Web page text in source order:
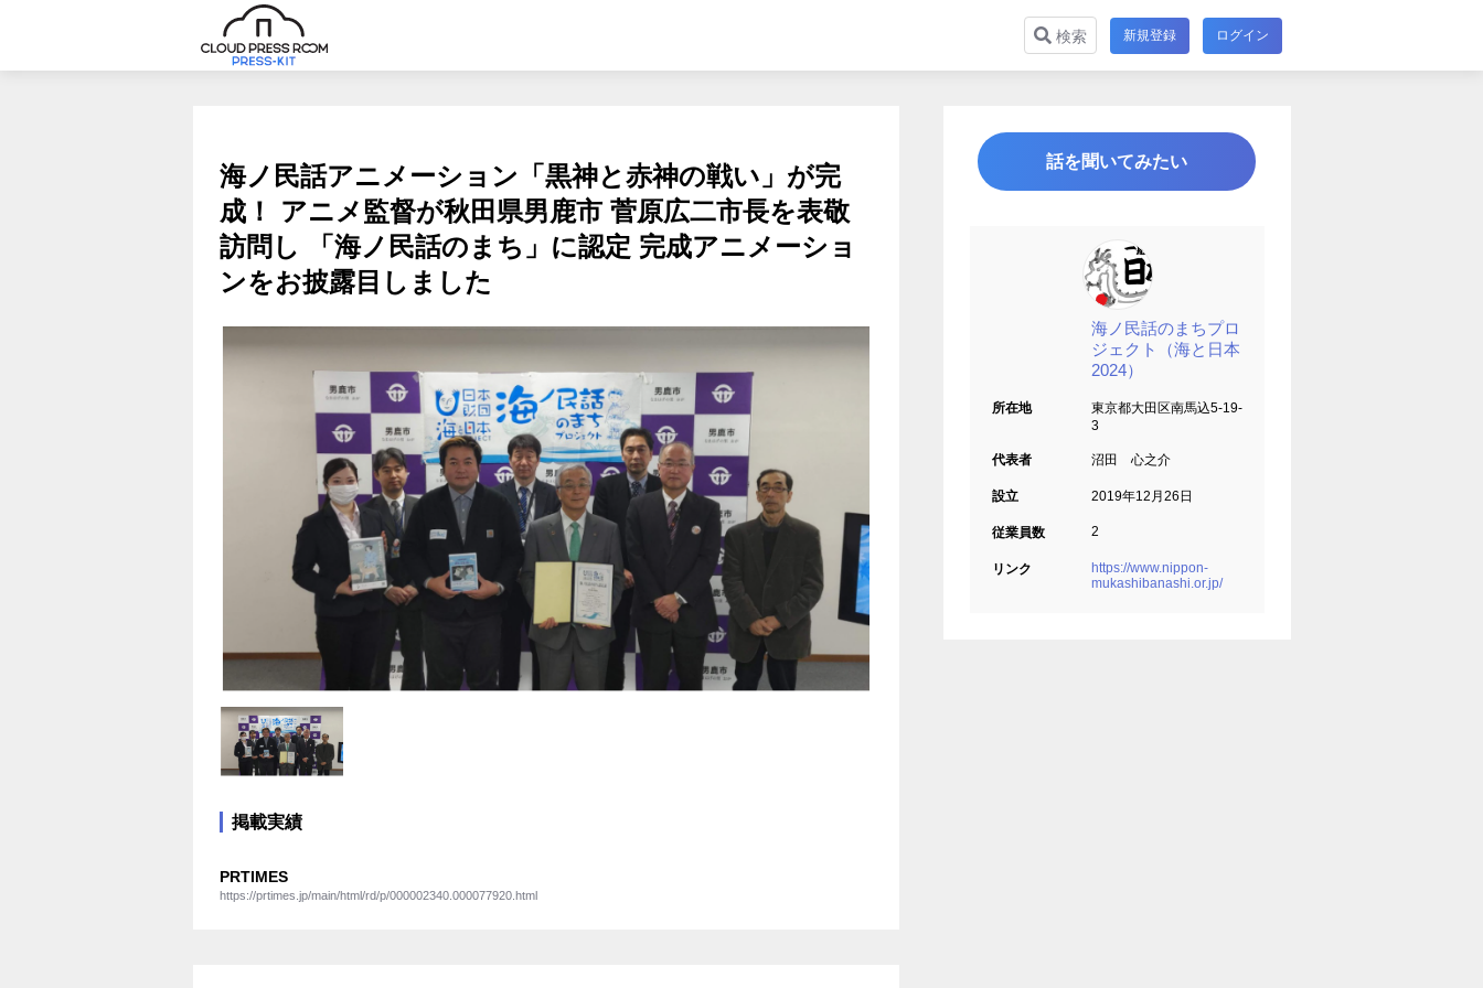
検索 新規登録 ログイン
海ノ民話アニメーション「黒神と赤神の戦い」が完
成！ アニメ監督が秋田県男鹿市 菅原広二市長を表敬
訪問し 「海ノ民話のまち」に認定 完成アニメーショ
ンをお披露目しました
掲載実績
PRTIMES
https://prtimes.jp/main/html/rd/p/000002340.000077920.html
話を聞いてみたい
海ノ民話のまちプロ
ジェクト（海と日本
2024）
所在地
東京都大田区南馬込5-19-
3
代表者 沼田 心之介
設立 2019年12月26日
従業員数 2
リンク
https://www.nippon-
mukashibanashi.or.jp/